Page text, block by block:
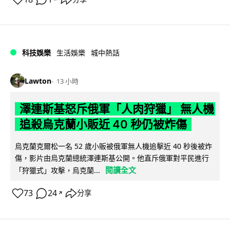
科技娛樂 生活娛樂 城中熱話
Lawton 13 小時
澤連斯基怒斥俄軍「人肉狩獵」 無人機
追殺烏克蘭小販近 40 秒仍被炸傷
烏克蘭克爾松一名 52 歲小販被俄軍無人機追擊近 40 秒後被炸
傷，影片由烏克蘭總統澤連斯基公開。他直斥俄軍對平民進行
「狩獵式」攻擊，烏克蘭...
閱讀全文
73 24 ↗ 分享